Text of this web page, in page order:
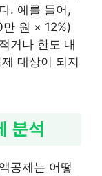
. 예를 들어,
원 × 12%)
거나 한도 내
대상이 되지
분석
공제는 어떻